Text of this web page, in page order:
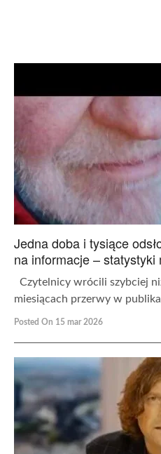
Jedna doba i tysiące
na informacje –
Czytelnicy wrócili szybciej
miesiącach przerwy w
Posted On 15 mar 2026